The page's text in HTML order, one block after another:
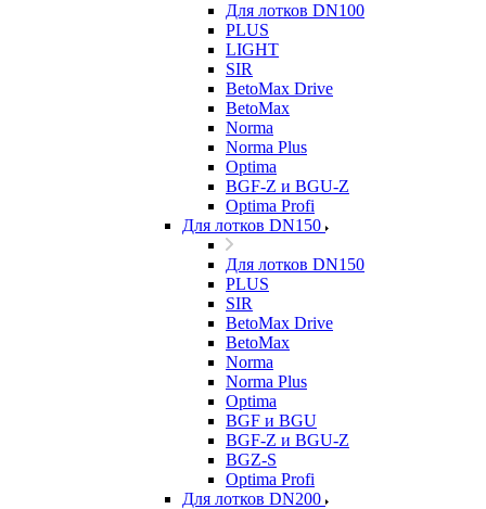
Для лотков DN100
PLUS
LIGHT
SIR
BetoMax Drive
BetoMax
Norma
Norma Plus
Optima
BGF-Z и BGU-Z
Optima Profi
Для лотков DN150
Для лотков DN150
PLUS
SIR
BetoMax Drive
BetoMax
Norma
Norma Plus
Optima
BGF и BGU
BGF-Z и BGU-Z
BGZ-S
Optima Profi
Для лотков DN200